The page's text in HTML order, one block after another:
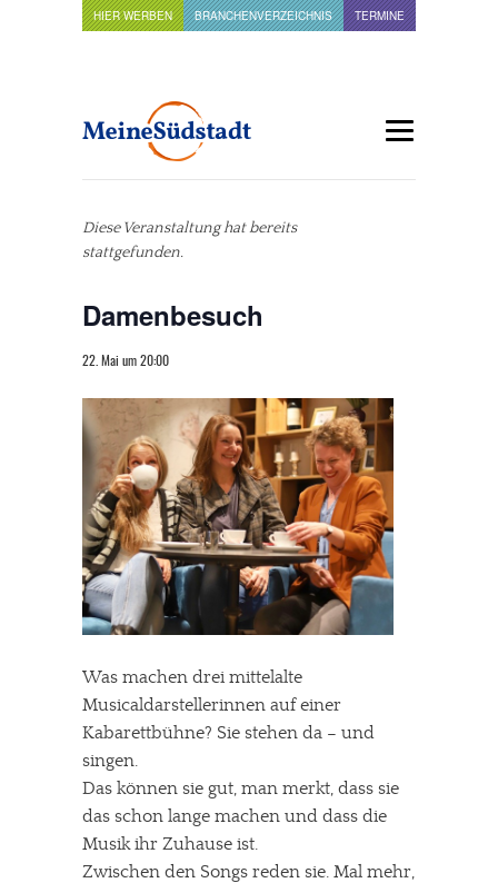
HIER WERBEN BRANCHENVERZEICHNIS TERMINE
Diese Veranstaltung hat bereits
stattgefunden.
Damenbesuch
22. Mai um 20:00
Was machen drei mittelalte
Musicaldarstellerinnen auf einer
Kabarettbühne? Sie stehen da – und
singen.
Das können sie gut, man merkt, dass sie
das schon lange machen und dass die
Musik ihr Zuhause ist.
Zwischen den Songs reden sie. Mal mehr,